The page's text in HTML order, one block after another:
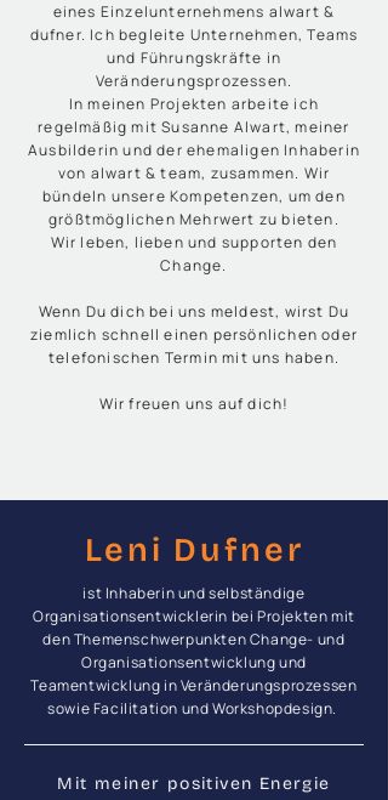
eines Einzelunternehmens alwart &
dufner. Ich begleite Unternehmen, Teams
und Führungskräfte in
Veränderungsprozessen.
In meinen Projekten arbeite ich
regelmäßig mit Susanne Alwart, meiner
Ausbilderin und der ehemaligen Inhaberin
von alwart & team, zusammen. Wir
bündeln unsere Kompetenzen, um den
größtmöglichen Mehrwert zu bieten.
Wir leben, lieben und supporten den
Change.
Wenn Du dich bei uns meldest, wirst Du
ziemlich schnell einen persönlichen oder
telefonischen Termin mit uns haben.
Wir freuen uns auf dich!
Leni Dufner
ist Inhaberin und selbständige
Organisationsentwicklerin bei Projekten mit
den Themenschwerpunkten Change- und
Organisationsentwicklung und
Teamentwicklung in Veränderungsprozessen
sowie Facilitation und Workshopdesign. ​
Mit meiner positiven Energie